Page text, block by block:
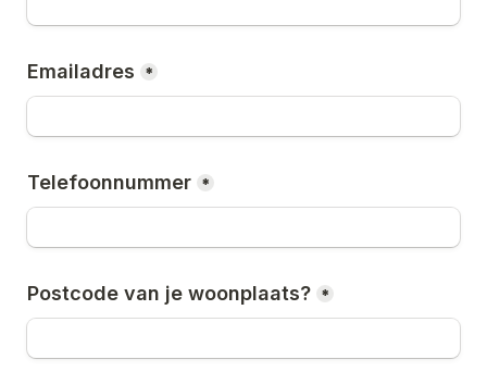
Emailadres *
Telefoonnummer *
Postcode van je woonplaats? *